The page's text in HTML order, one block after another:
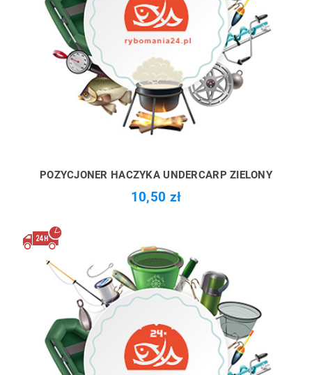
POZYCJONER HACZYKA UNDERCARP ZIELONY
10,50 zł